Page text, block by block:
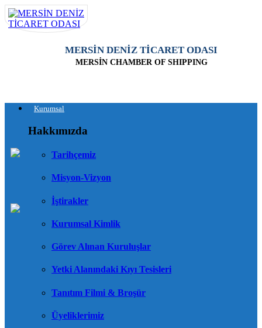
MERSİN DENİZ TİCARET ODASI
MERSİN CHAMBER OF SHIPPING
Kurumsal
Hakkımızda
Tarihçemiz
Misyon-Vizyon
İştirakler
Kurumsal Kimlik
Görev Alınan Kuruluşlar
Yetki Alanındaki Kıyı Tesisleri
Tanıtım Filmi & Broşür
Üyeliklerimiz